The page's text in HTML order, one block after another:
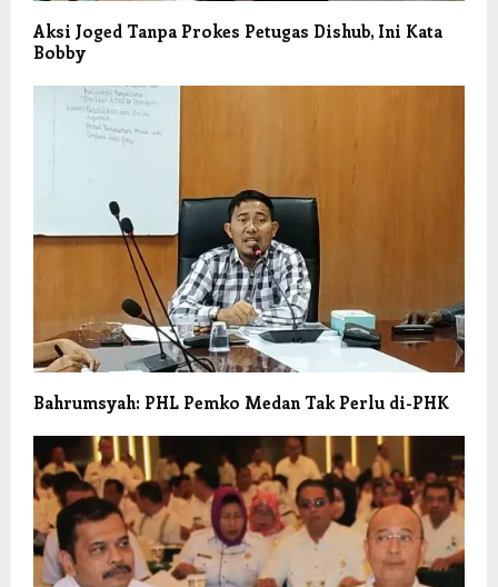
Aksi Joged Tanpa Prokes Petugas Dishub, Ini Kata
Bobby
Bahrumsyah: PHL Pemko Medan Tak Perlu di-PHK